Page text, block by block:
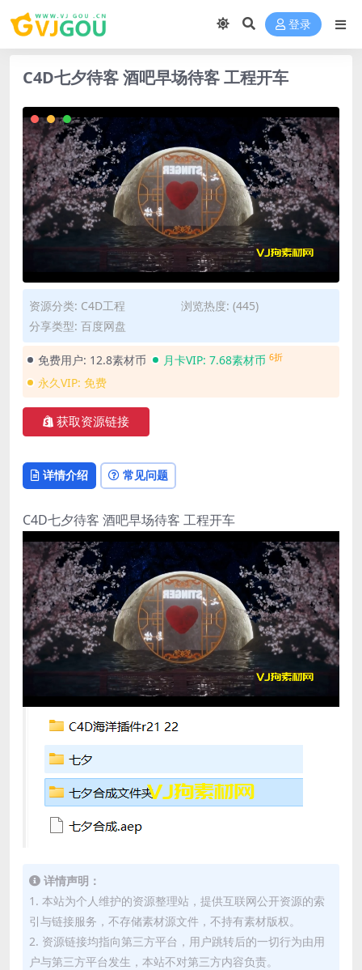
登录
C4D七夕待客 酒吧早场待客 工程开车
资源分类: C4D工程
浏览热度: (445)
分享类型: 百度网盘
免费用户: 12.8素材币 月卡VIP: 7.68素材币 6折
永久VIP: 免费
获取资源链接
详情介绍 常见问题
C4D七夕待客 酒吧早场待客 工程开车
详情声明：
1. 本站为个人维护的资源整理站，提供互联网公开资源的索
引与链接服务，不存储素材源文件，不持有素材版权。
2. 资源链接均指向第三方平台，用户跳转后的一切行为由用
户与第三方平台发生，本站不对第三方内容负责。